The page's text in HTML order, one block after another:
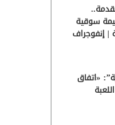
سوقية
| إنفوجراف
«اتفاق